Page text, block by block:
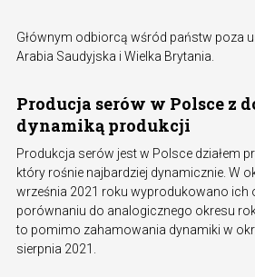
Głównym odbiorcą wśród państw poza
Arabia Saudyjska i Wielka Brytania.
Producja serów w Polsce z
dynamiką produkcji
Produkcja serów jest w Polsce działem
który rośnie najbardziej dynamicznie. W
września 2021 roku wyprodukowano ich
porównaniu do analogicznego okresu
to pomimo zahamowania dynamiki w
sierpnia 2021.